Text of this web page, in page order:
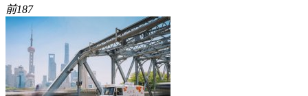
前187